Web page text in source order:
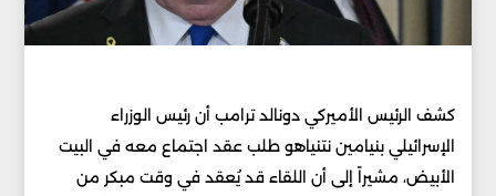
كشف الرئيس الأميركي دونالد ترامب أن رئيس الوزراء
الإسرائيلي بنيامين نتنياهو طلب عقد اجتماع معه في البيت
الأبيض، مشيراً إلى أن اللقاء قد يُعقد في وقت مبكر من